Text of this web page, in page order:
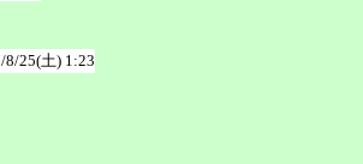
8/25(土) 1:23